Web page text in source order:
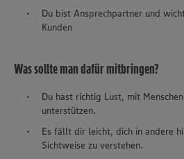
Du bist Ansprechpartner und
Kunden
Was sollte man dafür mitbringen?
Du hast richtig Lust, mit
unterstützen.
Es fällt dir leicht, dich in andere
Sichtweise zu verstehen.